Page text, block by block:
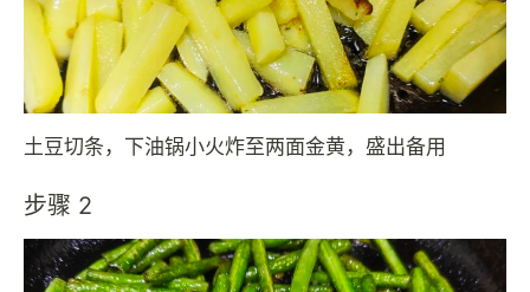
土豆切条，下油锅小火炸至两面金黄，盛出备用
步骤 2